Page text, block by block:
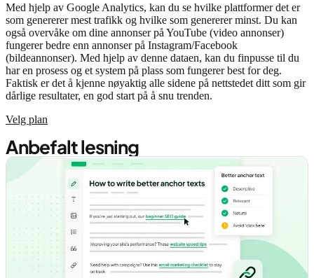
Med hjelp av Google Analytics, kan du se hvilke plattformer det er
som genererer mest trafikk og hvilke som genererer minst. Du kan
også overvåke om dine annonser på YouTube (video annonser)
fungerer bedre enn annonser på Instagram/Facebook
(bildeannonser). Med hjelp av denne dataen, kan du finpusse til du
har en prosess og et system på plass som fungerer best for deg.
Faktisk er det å kjenne nøyaktig alle sidene på nettstedet ditt som gir
dårlige resultater, en god start på å snu trenden.
Velg plan
Anbefalt lesning